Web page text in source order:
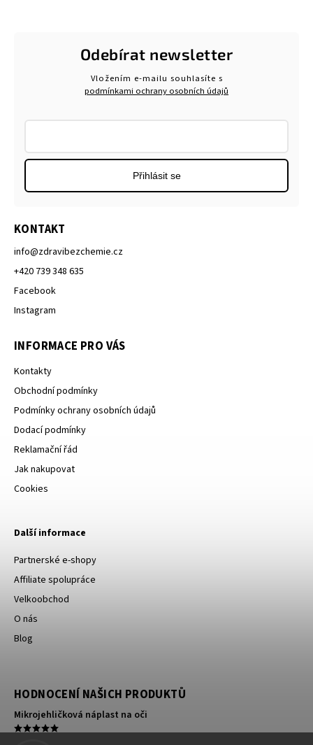
KONTAKT
info@zdravibezchemie.cz
+420 739 348 635
Facebook
Instagram
INFORMACE PRO VÁS
Kontakty
Obchodní podmínky
Podmínky ochrany osobních údajů
Dodací podmínky
Reklamační řád
Jak nakupovat
Cookies
Odebírat newsletter
Vložením e-mailu souhlasíte s
podmínkami ochrany osobních údajů
Přihlásit se
Další informace
Partnerské e-shopy
Affiliate spolupráce
Velkoobchod
O nás
Blog
HODNOCENÍ NAŠICH PRODUKTŮ
Mikrojehličková náplast na oči